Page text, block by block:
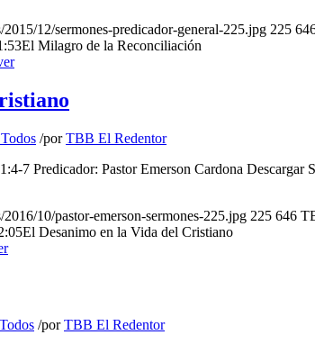
12/sermones-predicador-general-225.jpg 225
El Milagro de la Reconciliación
/porTBB El Redentor
7 Predicador: Pastor Emerson Cardona Descargar
10/pastor-emerson-sermones-225.jpg 225 646
El Desanimo en la Vida del Cristiano
/porTBB El Redentor